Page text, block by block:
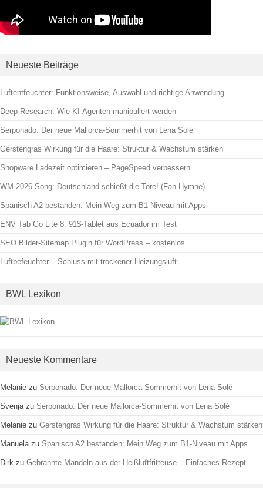
Neueste Beiträge
Luftentfeuchter: Funktionsweise, Auswahl und richtige Anwendung
Deep Research: Wie KI-Agenten manipuliert werden
Serponado: Der neue Mallorca-Sommerhit von Lena Solé
Gerstengras Wirkung für die Haare: Struktur & Wachstum stärken
Shopware Ladezeit optimieren – PageSpeed verbessern
WM 2026 Song: Deutschland schießt die Tore! (Fan-Hymne)
Spanisch A2 bestanden: Mein Weg zum B1-Niveau mit Apps
ENV Tab Go Lite 8: 91$-Tablet aus Ecuador im Test
SEO Bilder-Sitemap Plugin für WordPress – kostenlos
Luftbefeuchter – Schluss mit trockener Heizungsluft
BWL Lexikon
Neueste Kommentare
Melanie zu Serponado: Der neue Mallorca-Sommerhit von Lena Solé
Svenjazu Serponado: Der neue Mallorca-Sommerhit von Lena Solé
Melanie zu Gerstengras Wirkung für die Haare: Struktur & Wachstum stärken
Manuelazu Spanisch A2 bestanden: Mein Weg zum B1-Niveau mit Apps
Dirk zu Gebrannte Mandeln aus der Heißluftfritteuse – Einfaches Rezept